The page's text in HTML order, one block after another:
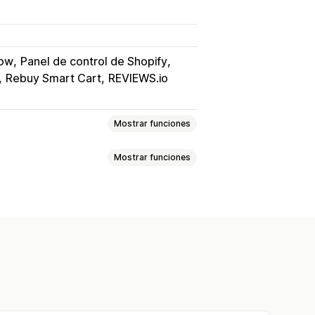
Panel de control de Shopify
Rebuy Smart Cart REVIEWS.io
Mostrar funciones
Mostrar funciones